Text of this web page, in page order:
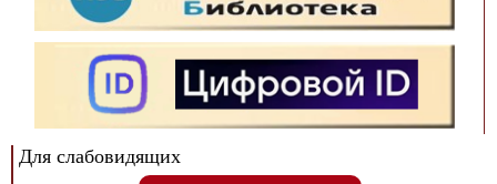
Для слабовидящих